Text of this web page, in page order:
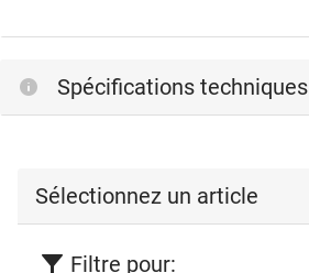
Spécifications techniques
Sélectionnez un article
Filtre pour: